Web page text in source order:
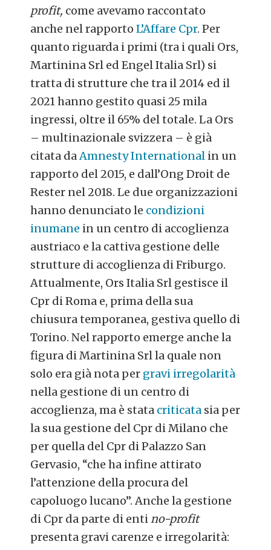
profit, come avevamo raccontato
anche nel rapportoL’Affare Cpr. Per
quanto riguarda i primi (tra i quali Ors,
Martinina Srl ed Engel Italia Srl) si
tratta di strutture che tra il 2014 ed il
2021 hanno gestito quasi 25 mila
ingressi, oltre il 65% del totale. La Ors
– multinazionale svizzera – è già
citata daAmnesty International in un
rapporto del 2015, e dall’Ong Droit de
Rester nel 2018. Le due organizzazioni
hanno denunciato le condizioni
inumane in un centro di accoglienza
austriaco e la cattiva gestione delle
strutture di accoglienza di Friburgo.
Attualmente, Ors Italia Srl gestisce il
Cpr di Roma e, prima della sua
chiusura temporanea, gestiva quello di
Torino. Nel rapporto emerge anche la
figura di Martinina Srl la quale non
solo era già nota per gravi irregolarità
nella gestione di un centro di
accoglienza, ma è stata criticata sia per
la sua gestione del Cpr di Milano che
per quella del Cpr di Palazzo San
Gervasio, “che ha infine attirato
l’attenzione della procura del
capoluogo lucano”. Anche la gestione
di Cpr da parte di entino-profit
presenta gravi carenze e irregolarità: